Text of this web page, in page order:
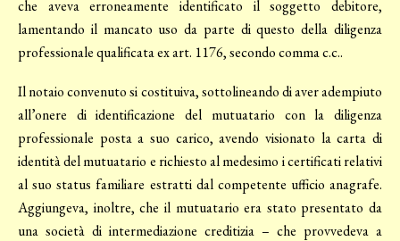
che aveva erroneamente identificato il soggetto debitore,
lamentando il mancato uso da parte di questo della diligenza
professionale qualificata ex art. 1176, secondo comma c.c..
Il notaio convenuto si costituiva, sottolineando di aver adempiuto
all’onere di identificazione del mutuatario con la diligenza
professionale posta a suo carico, avendo visionato la carta di
identità del mutuatario e richiesto al medesimo i certificati relativi
al suo status familiare estratti dal competente ufficio anagrafe.
Aggiungeva, inoltre, che il mutuatario era stato presentato da
una società di intermediazione creditizia – che provvedeva a